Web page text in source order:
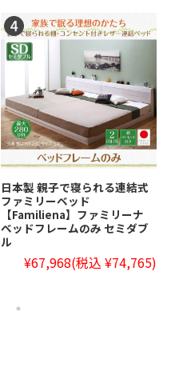
日本製 親子で寝られる連結式
ファミリーベッド
【Familiena】ファミリーナ
ベッドフレームのみ セミダブ
ル
¥67,968(税込 ¥74,765)